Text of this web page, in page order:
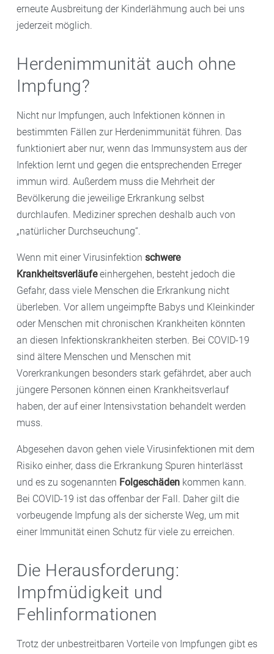
erneute Ausbreitung der Kinderlähmung auch bei uns
jederzeit möglich.
Herdenimmunität auch ohne
Impfung?
Nicht nur Impfungen, auch Infektionen können in
bestimmten Fällen zur Herdenimmunität führen. Das
funktioniert aber nur, wenn das Immunsystem aus der
Infektion lernt und gegen die entsprechenden Erreger
immun wird. Außerdem muss die Mehrheit der
Bevölkerung die jeweilige Erkrankung selbst
durchlaufen. Mediziner sprechen deshalb auch von
„natürlicher Durchseuchung“.
Wenn mit einer Virusinfektion schwere
Krankheitsverläufeeinhergehen, besteht jedoch die
Gefahr, dass viele Menschen die Erkrankung nicht
überleben. Vor allem ungeimpfte Babys und Kleinkinder
oder Menschen mit chronischen Krankheiten könnten
an diesen Infektionskrankheiten sterben. Bei COVID-19
sind ältere Menschen und Menschen mit
Vorerkrankungen besonders stark gefährdet, aber auch
jüngere Personen können einen Krankheitsverlauf
haben, der auf einer Intensivstation behandelt werden
muss.
Abgesehen davon gehen viele Virusinfektionen mit dem
Risiko einher, dass die Erkrankung Spuren hinterlässt
und es zu sogenannten Folgeschäden kommen kann.
Bei COVID-19 ist das offenbar der Fall. Daher gilt die
vorbeugende Impfung als der sicherste Weg, um mit
einer Immunität einen Schutz für viele zu erreichen.
Die Herausforderung:
Impfmüdigkeit und
Fehlinformationen
Trotz der unbestreitbaren Vorteile von Impfungen gibt es